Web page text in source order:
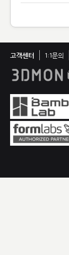
고객센터 1:1문의